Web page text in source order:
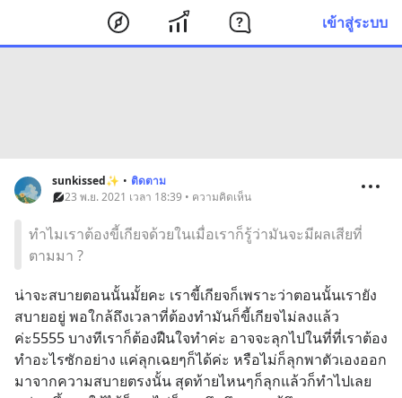
เข้าสู่ระบบ
sunkissed✨ • ติดตาม
23 พ.ย. 2021 เวลา 18:39 • ความคิดเห็น
ทำไมเราต้องขี้เกียจด้วยในเมื่อเราก็รู้ว่ามันจะมีผลเสียที่
ตามมา ?
น่าจะสบายตอนนั้นมั้ยคะ เราขี้เกียจก็เพราะว่าตอนนั้นเรายัง
สบายอยู่ พอใกล้ถึงเวลาที่ต้องทำมันก็ขี้เกียจไม่ลงแล้ว
ค่ะ5555 บางทีเราก็ต้องฝืนใจทำค่ะ อาจจะลุกไปในที่ที่เราต้อง
ทำอะไรซักอย่าง แค่ลุกเฉยๆก็ได้ค่ะ หรือไม่ก็ลุกพาตัวเองออก
มาจากความสบายตรงนั้น สุดท้ายไหนๆก็ลุกแล้วก็ทำไปเลย